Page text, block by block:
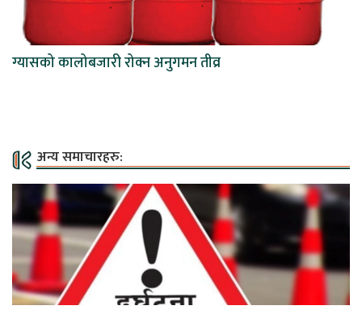
ग्यासको कालोबजारी रोक्न अनुगमन तीव्र
अन्य समाचारहरु: